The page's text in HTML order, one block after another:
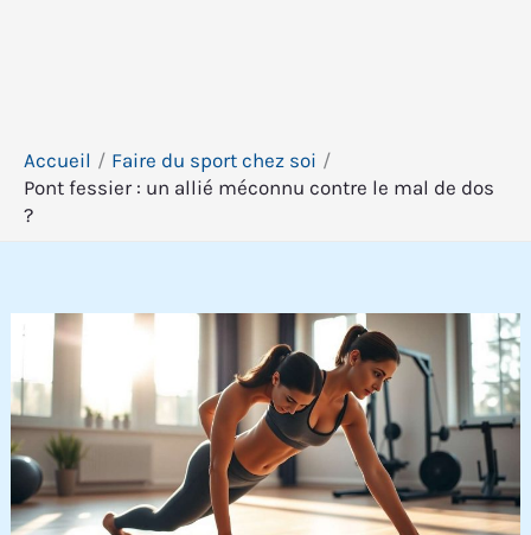
Accueil
Faire du sport chez soi
Pont fessier : un allié méconnu contre le mal de dos
?